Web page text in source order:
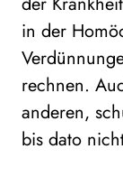
in der
rechnen.
anderen,
bis dato